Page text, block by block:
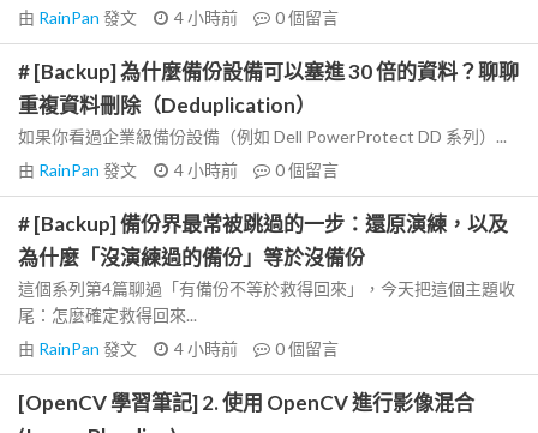
由 RainPan 發文 4 小時前 0個留言
# [Backup] 為什麼備份設備可以塞進 30 倍的資料？聊聊
重複資料刪除（Deduplication）
如果你看過企業級備份設備（例如 Dell PowerProtect DD 系列）...
由 RainPan 發文 4 小時前 0個留言
# [Backup] 備份界最常被跳過的一步：還原演練，以及
為什麼「沒演練過的備份」等於沒備份
這個系列第4篇聊過「有備份不等於救得回來」，今天把這個主題收
尾：怎麼確定救得回來...
由 RainPan 發文 4 小時前 0個留言
[OpenCV 學習筆記] 2. 使用 OpenCV 進行影像混合